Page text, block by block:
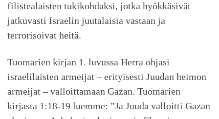
filistealaisten tukikohdaksi, jotka hyökkäsivät
jatkuvasti Israelin juutalaisia vastaan ja
terrorisoivat heitä.
Tuomarien kirjan 1. luvussa Herra ohjasi
israelilaisten armeijat – erityisesti Juudan heimon
armeijat – valloittamaan Gazan. Tuomarien
kirjasta 1:18-19 luemme: ”Ja Juuda valloitti Gazan